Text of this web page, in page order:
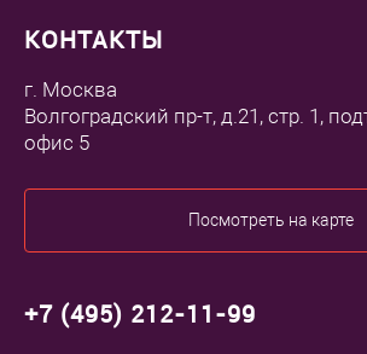
КОНТАКТЫ
г. Москва
Волгоградский пр-т, д.21, стр. 1,
офис 5
Посмотреть на карте
+7 (495) 212-11-99